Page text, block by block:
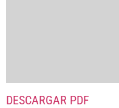
DESCARGAR PDF